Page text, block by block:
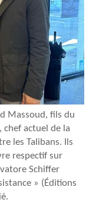
Massoud, fils du
chef actuel de la
les Talibans. Ils
respectif sur
Schiffer
» (Éditions